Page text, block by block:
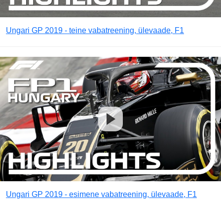
Ungari GP 2019 - teine vabatreening, ülevaade, F1
Ungari GP 2019 - esimene vabatreening, ülevaade, F1